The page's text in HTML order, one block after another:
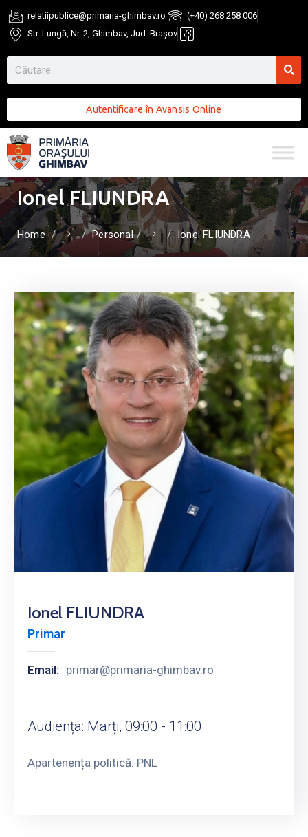
relatiipublice@primaria-ghimbav.ro
(+40) 268 258 006
Str. Lungă, Nr. 2, Ghimbav, Jud. Brașov
Autentificare în Avansis Online
Ionel FLIUNDRA
Home Personal Ionel FLIUNDRA
Ionel FLIUNDRA
Primar
Email: primar@primaria-ghimbav.ro
Audiența: Marți, 09:00 - 11:00.
Apartenența politică: PNL